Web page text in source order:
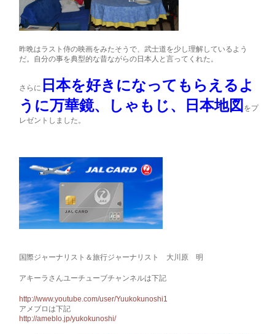
昨晩はラスト侍の映画をみたそうで、武士道を少し理解しているよう
だ。自分の事を典型的な昔ながらの日本人と言ってくれた。
さらに 日本を好きになってもらえるよ
うに万華鏡、しゃもじ、日本地図 をプ
レゼントしました。
国際ジャーナリスト＆旅行ジャーナリスト 大川原 明
アキーラさんユーチューブチャンネルは下記
http://www.youtube.com/user/Yuukokunoshi1
アメブロは下記
http://ameblo.jp/yukokunoshi/